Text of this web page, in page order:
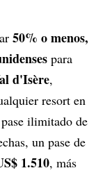
50% o menos,
para
d'Isère,
resort en
ilimitado de
un pase de
1.510, más